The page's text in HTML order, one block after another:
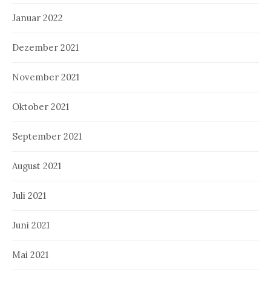
Januar 2022
Dezember 2021
November 2021
Oktober 2021
September 2021
August 2021
Juli 2021
Juni 2021
Mai 2021